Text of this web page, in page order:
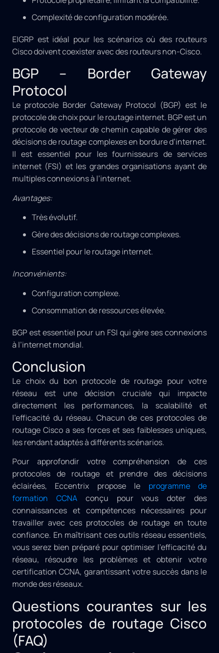
Complexité de configuration modérée.
EIGRP est idéal pour les scénarios où des routeurs
Cisco doivent coexister avec des routeurs non-Cisco.
BGP – Border Gateway
Protocol
Le protocole Border Gateway Protocol (BGP) est le
protocole de choix pour le routage internet. BGP est un
protocole de vecteur de chemin capable de gérer des
décisions de routage complexes en bordure d’internet.
Il est essentiel pour les fournisseurs de services
internet (FSI) et les grandes organisations ayant de
multiples connexions à l’internet.
Avantages:
Très évolutif.
Gère des décisions de routage complexes.
Essentiel pour le routage internet.
Inconvénients:
Configuration complexe.
Consommation de ressources élevée.
BGP est essentiel pour un FSI qui gère ses connexions
à l’internet mondial.
Conclusion
Le choix du bon protocole de routage pour votre
réseau est une décision cruciale qui impacte
directement les performances, la scalabilité et
l’efficacité du réseau. Chacun de ces protocoles de
routage Cisco a ses forces et ses faiblesses uniques,
les rendant adaptés à différents scénarios.
Pour approfondir votre compréhension de ces
protocoles de routage et prendre des décisions
éclairées, Eccentrix propose le programme de
formation CCNAconçu pour vous doter des
connaissances et compétences nécessaires pour
travailler avec ces protocoles de routage en toute
confiance. En maîtrisant ces outils réseau essentiels,
vous serez bien préparé pour optimiser l’efficacité du
réseau, résoudre les problèmes et obtenir votre
certification CCNA, garantissant votre succès dans le
monde des réseaux.
Questions courantes sur les
protocoles de routage Cisco
(FAQ)